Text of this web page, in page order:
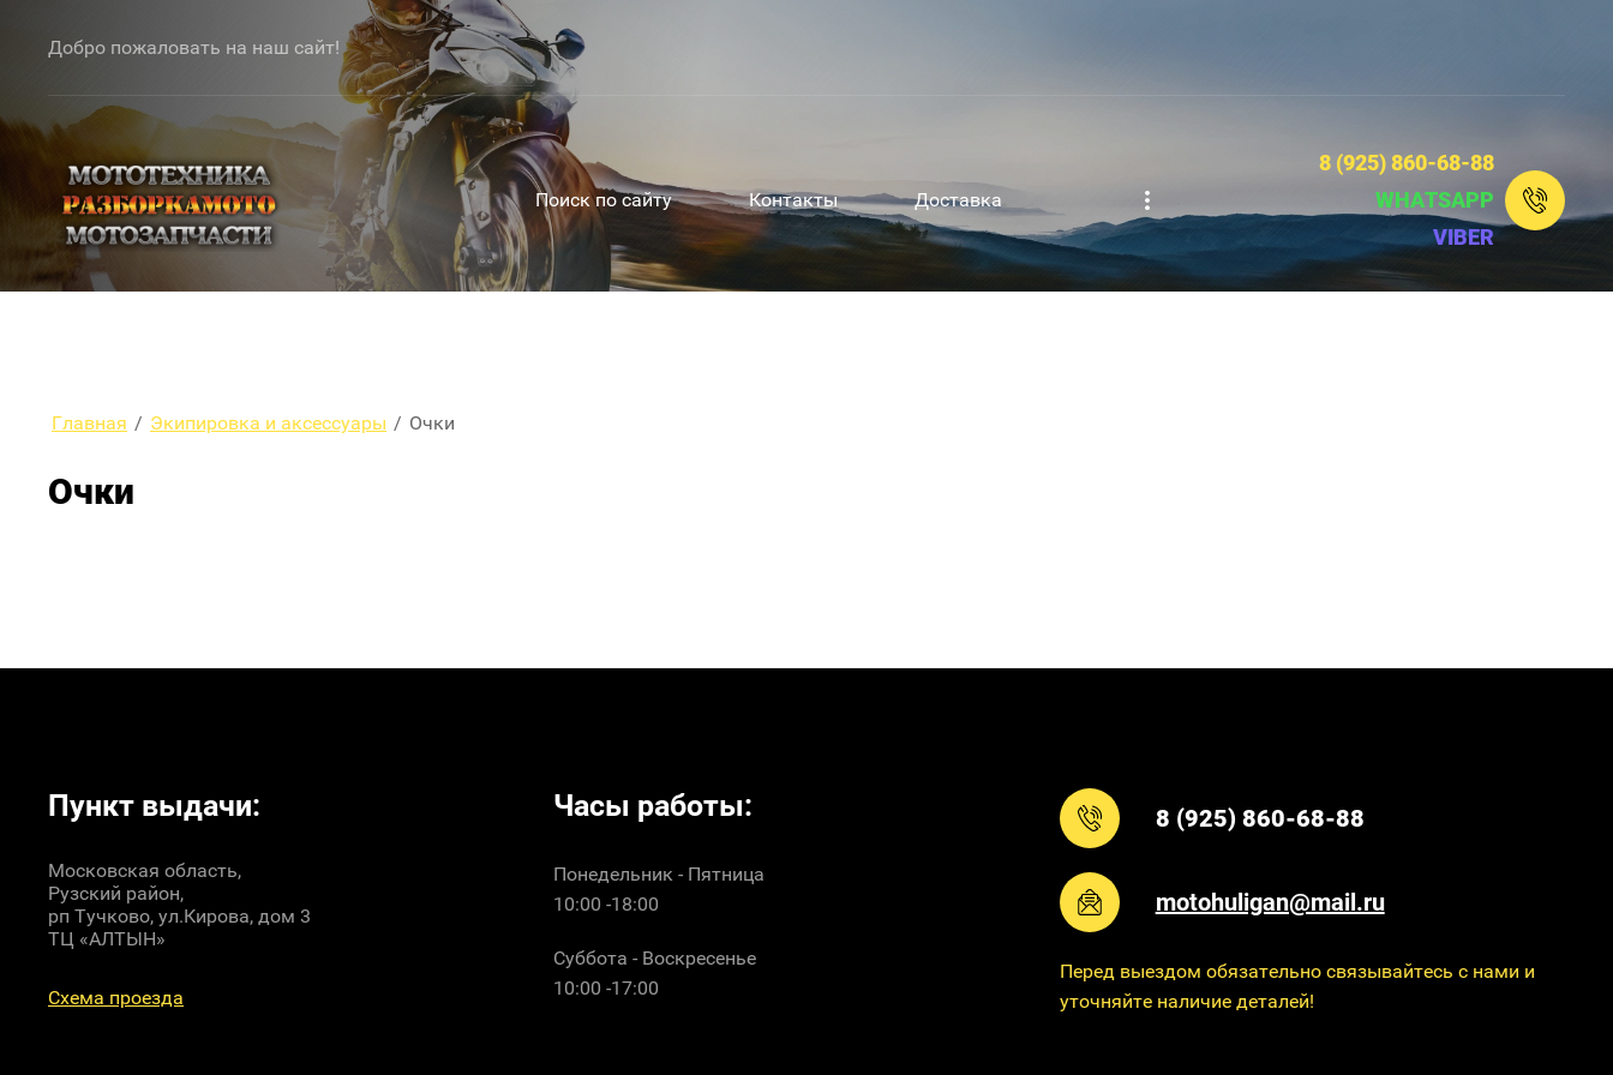
Добро пожаловать на наш сайт!
Поиск по сайту Контакты Доставка
8 (925) 860-68-88
WHATSAPP
VIBER
Главная / Экипировка и аксессуары / Очки
Очки
Пункт выдачи:
Московская область,
Рузский район,
рп Тучково, ул.Кирова, дом 3
ТЦ «АЛТЫН»
Схема проезда
Часы работы:
Понедельник - Пятница
10:00 -18:00
Суббота - Воскресенье
10:00 -17:00
8 (925) 860-68-88
motohuligan@mail.ru
Перед выездом обязательно связывайтесь с нами и
уточняйте наличие деталей!